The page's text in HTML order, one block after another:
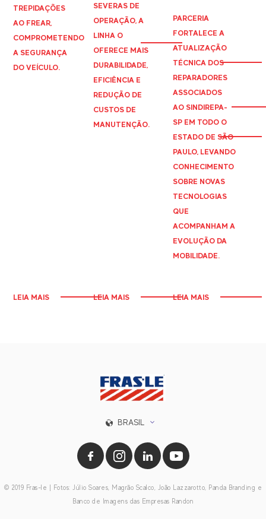
TREPIDAÇÕES
AO FREAR,
COMPROMETENDO
A SEGURANÇA
DO VEÍCULO.
LEIA MAIS
SEVERAS DE
OPERAÇÃO, A
LINHA O
OFERECE MAIS
DURABILIDADE,
EFICIÊNCIA E
REDUÇÃO DE
CUSTOS DE
MANUTENÇÃO.
LEIA MAIS
PARCERIA
FORTALECE A
ATUALIZAÇÃO
TÉCNICA DOS
REPARADORES
ASSOCIADOS
AO SINDIREPA-
SP EM TODO O
ESTADO DE SÃO
PAULO, LEVANDO
CONHECIMENTO
SOBRE NOVAS
TECNOLOGIAS
QUE
ACOMPANHAM A
EVOLUÇÃO DA
MOBILIDADE.
LEIA MAIS
BRASIL
© 2019 Fras-le | Fotos: Júlio Soares, Magrão Scalco, João Lazzarotto, Panda Branding e
Banco de Imagens das Empresas Randon